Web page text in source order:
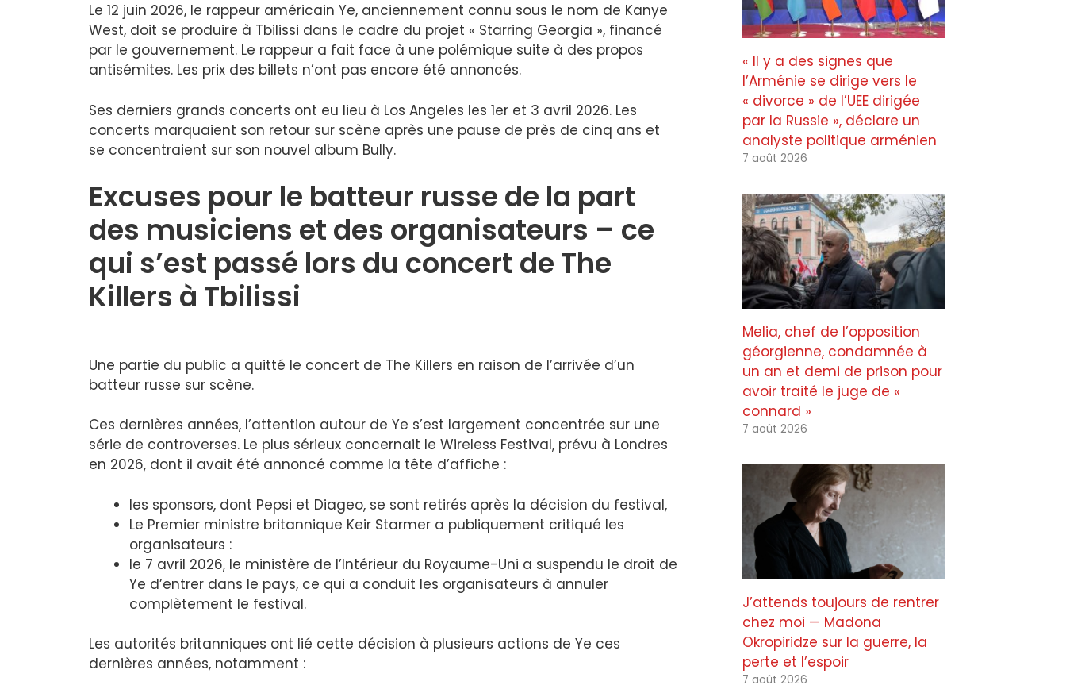
Le 12 juin 2026, le rappeur américain Ye, anciennement connu sous le nom de Kanye
West, doit se produire à Tbilissi dans le cadre du projet « Starring Georgia », financé
par le gouvernement. Le rappeur a fait face à une polémique suite à des propos
antisémites. Les prix des billets n’ont pas encore été annoncés.
Ses derniers grands concerts ont eu lieu à Los Angeles les 1er et 3 avril 2026. Les
concerts marquaient son retour sur scène après une pause de près de cinq ans et
se concentraient sur son nouvel album Bully.
Excuses pour le batteur russe de la part
des musiciens et des organisateurs – ce
qui s’est passé lors du concert de The
Killers à Tbilissi
Une partie du public a quitté le concert de The Killers en raison de l’arrivée d’un
batteur russe sur scène.
Ces dernières années, l’attention autour de Ye s’est largement concentrée sur une
série de controverses. Le plus sérieux concernait le Wireless Festival, prévu à Londres
en 2026, dont il avait été annoncé comme la tête d’affiche :
les sponsors, dont Pepsi et Diageo, se sont retirés après la décision du festival,
Le Premier ministre britannique Keir Starmer a publiquement critiqué les
organisateurs :
le 7 avril 2026, le ministère de l’Intérieur du Royaume-Uni a suspendu le droit de
Ye d’entrer dans le pays, ce qui a conduit les organisateurs à annuler
complètement le festival.
Les autorités britanniques ont lié cette décision à plusieurs actions de Ye ces
dernières années, notamment :
« Il y a des signes que
l’Arménie se dirige vers le
« divorce » de l’UEE dirigée
par la Russie », déclare un
analyste politique arménien
7 août 2026
Melia, chef de l’opposition
géorgienne, condamnée à
un an et demi de prison pour
avoir traité le juge de «
connard »
7 août 2026
J’attends toujours de rentrer
chez moi — Madona
Okropiridze sur la guerre, la
perte et l’espoir
7 août 2026